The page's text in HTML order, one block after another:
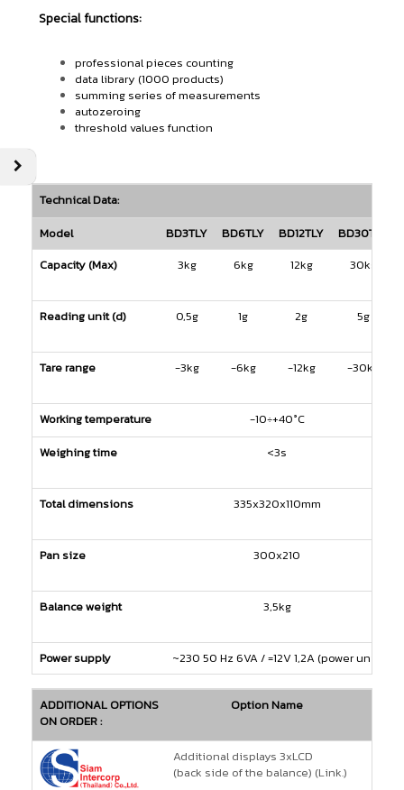
Special functions:
professional pieces counting
data library (1000 products)
summing series of measurements
autozeroing
threshold values function
Technical Data:
Model
BD3TLY BD6TLY BD12TLY
BD30TLY
Capacity (Max)
3kg 6kg 12kg 30kg
Reading unit (d) 0,5g 1g 2g 5g
Tare range -3kg -6kg -12kg -30kg
Working temperature
-10÷+40°C
Weighing time
<3s
Total dimensions 335x320x110mm
Pan size 300x210
Balance weight 3,5kg
Power supply ~230 50 Hz 6VA / =12V 1,2A (power unit)
ADDITIONAL OPTIONS
ON ORDER :
Option Name
Additional displays 3xLCD
(back side of the balance) (Link.)